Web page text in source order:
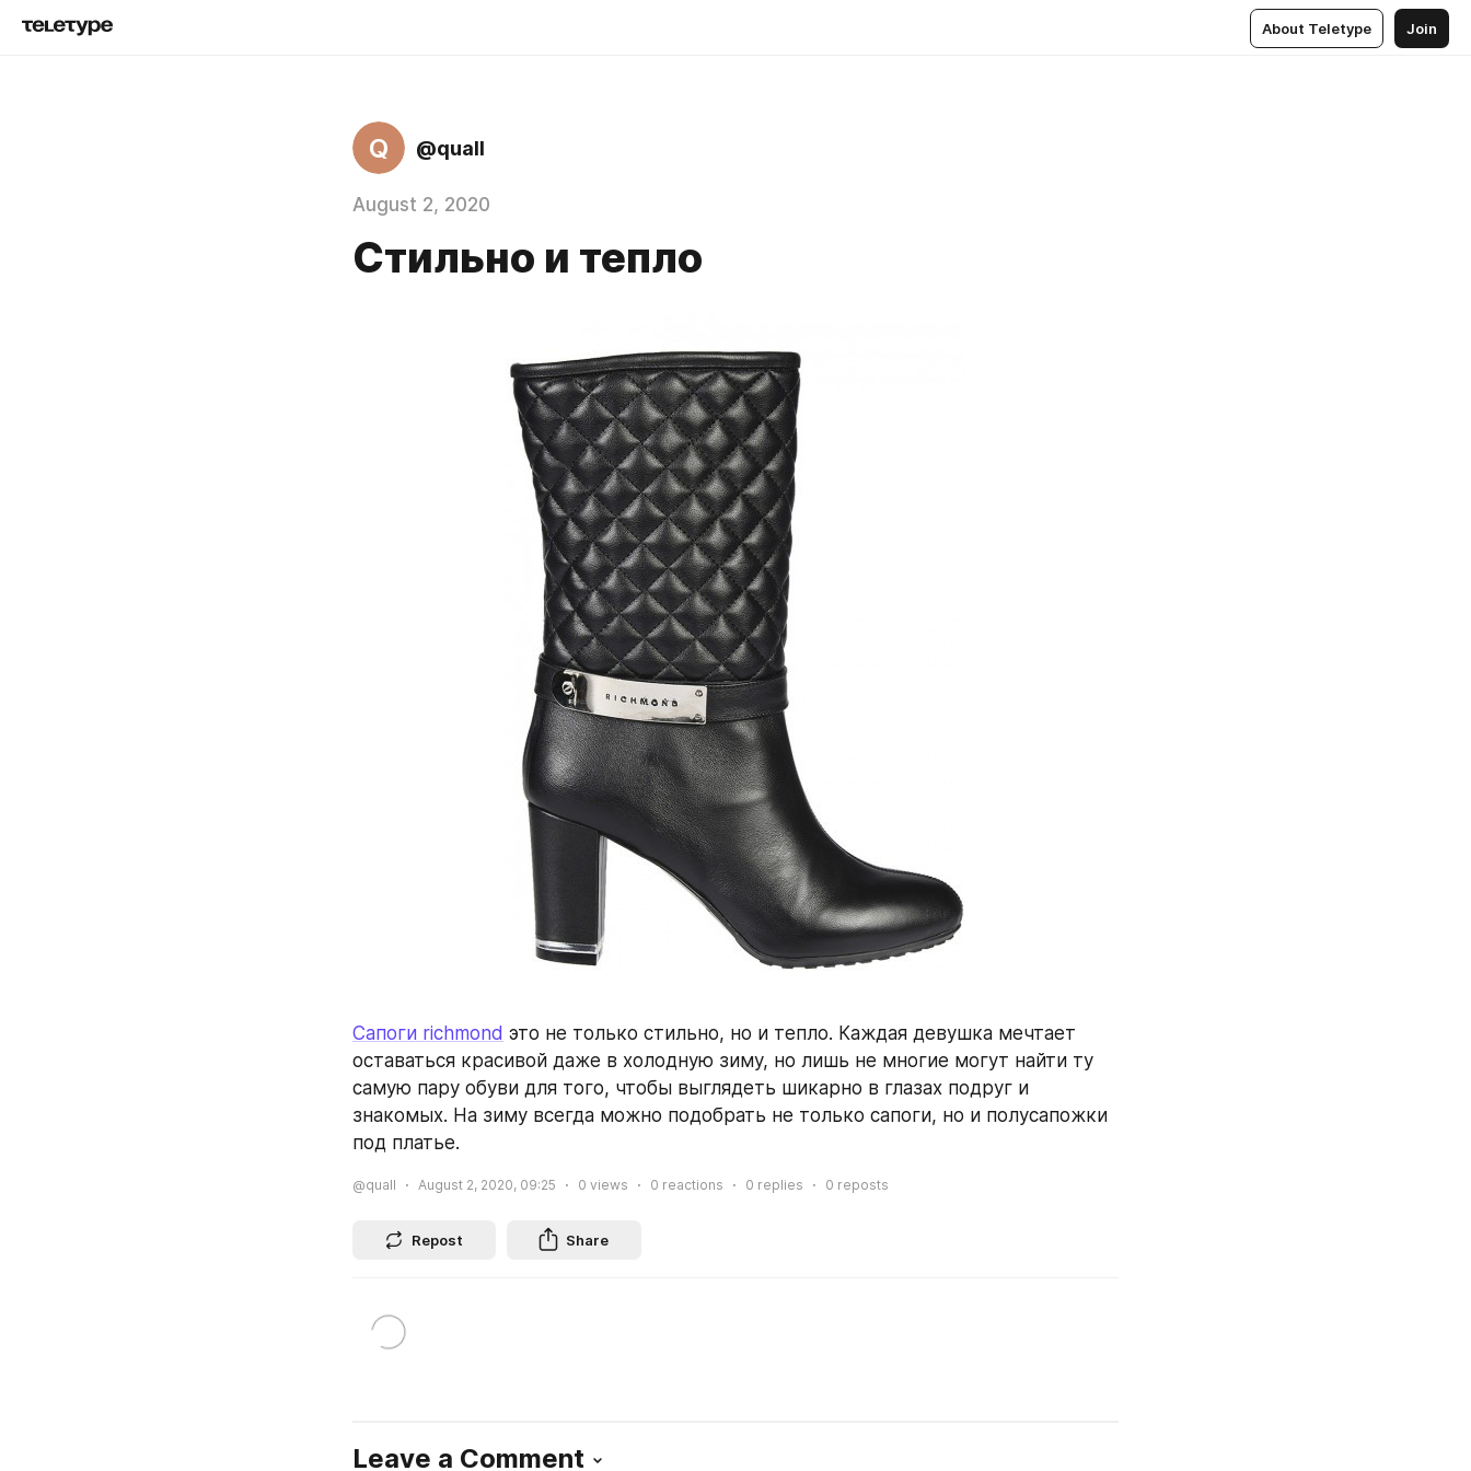
About Teletype Join
Q @quall
August 2, 2020
Стильно и тепло
Сапоги richmond это не только стильно, но и тепло. Каждая девушка мечтает
оставаться красивой даже в холодную зиму, но лишь не многие могут найти ту
самую пару обуви для того, чтобы выглядеть шикарно в глазах подруг и
знакомых. На зиму всегда можно подобрать не только сапоги, но и полусапожки
под платье.
@quall August 2, 2020, 09:25 0 views 0 reactions 0 replies 0 reposts
Repost Share
Leave a Comment